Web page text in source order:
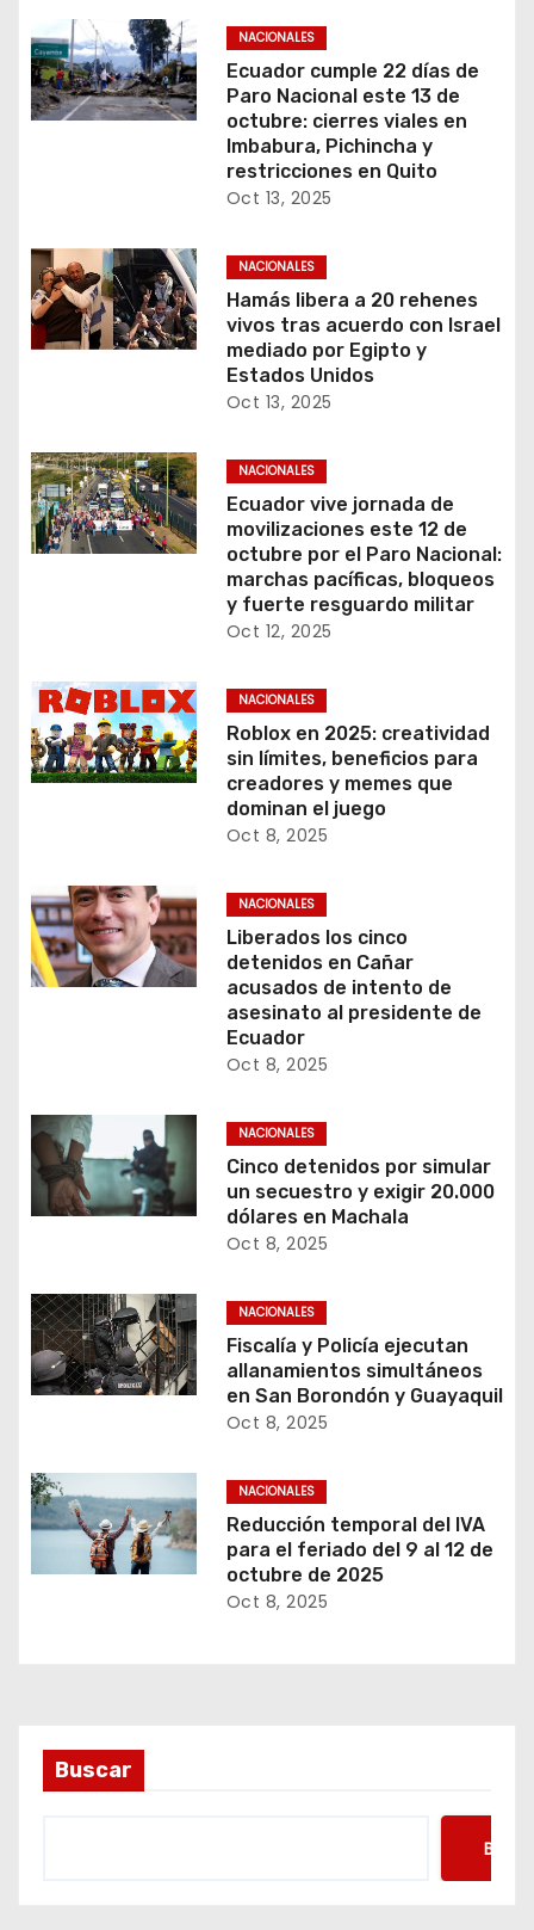
NACIONALES
Ecuador cumple 22 días de
Paro Nacional este 13 de
octubre: cierres viales en
Imbabura, Pichincha y
restricciones en Quito
Oct 13, 2025
NACIONALES
Hamás libera a 20 rehenes
vivos tras acuerdo con Israel
mediado por Egipto y
Estados Unidos
Oct 13, 2025
NACIONALES
Ecuador vive jornada de
movilizaciones este 12 de
octubre por el Paro Nacional:
marchas pacíficas, bloqueos
y fuerte resguardo militar
Oct 12, 2025
NACIONALES
Roblox en 2025: creatividad
sin límites, beneficios para
creadores y memes que
dominan el juego
Oct 8, 2025
NACIONALES
Liberados los cinco
detenidos en Cañar
acusados de intento de
asesinato al presidente de
Ecuador
Oct 8, 2025
NACIONALES
Cinco detenidos por simular
un secuestro y exigir 20.000
dólares en Machala
Oct 8, 2025
NACIONALES
Fiscalía y Policía ejecutan
allanamientos simultáneos
en San Borondón y Guayaquil
Oct 8, 2025
NACIONALES
Reducción temporal del IVA
para el feriado del 9 al 12 de
octubre de 2025
Oct 8, 2025
Buscar